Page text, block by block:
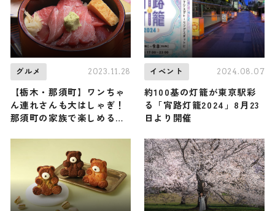
グルメ 2023.11.28
【栃木・那須町】ワンちゃ
ん連れさんも大はしゃぎ！
那須町の家族で楽しめるお
イベント 2024.08.07
約100基の灯籠が東京駅彩
る「宵路灯籠2024」8月23
日より開催